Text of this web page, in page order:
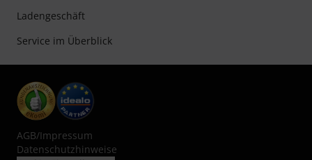
Ladengeschäft
Service im Überblick
AGB/Impressum
Datenschutzhinweise